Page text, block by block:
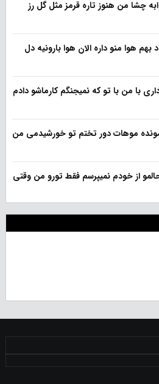
چشا من هنوز تاره قرمز مثل گل رز
هوا منو داره الان هوا بارونیه دل
با من با تو که نمیجنگم کارماشو دادم
موهات دور تختم تو خورشیدمی من
از خودم نمیپرسم فقط تورو من وقتی